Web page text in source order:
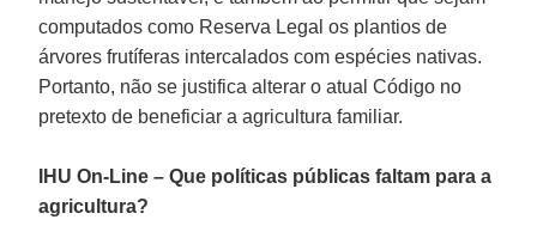
computados como Reserva Legal os plantios de
árvores frutíferas intercalados com espécies nativas.
Portanto, não se justifica alterar o atual Código no
pretexto de beneficiar a agricultura familiar.
IHU On-Line – Que políticas públicas faltam para a
agricultura?